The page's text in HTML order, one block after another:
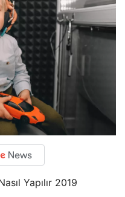
Yapılır 2019